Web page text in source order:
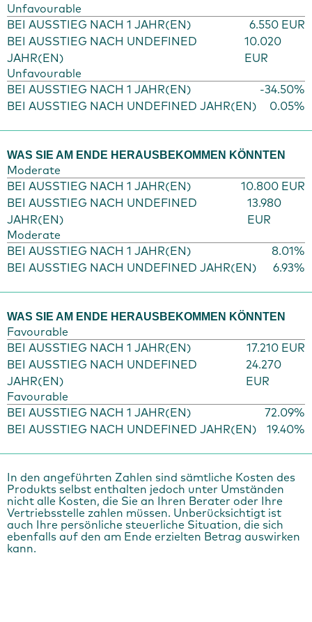
Unfavourable
BEI AUSSTIEG NACH 1 JAHR(EN)
6.550 EUR
BEI AUSSTIEG NACH UNDEFINED
JAHR(EN)
10.020
EUR
Unfavourable
BEI AUSSTIEG NACH 1 JAHR(EN)
-34.50%
BEI AUSSTIEG NACH UNDEFINED JAHR(EN)
0.05%
WAS SIE AM ENDE HERAUSBEKOMMEN KÖNNTEN
Moderate
BEI AUSSTIEG NACH 1 JAHR(EN)
10.800 EUR
BEI AUSSTIEG NACH UNDEFINED
JAHR(EN)
13.980
EUR
Moderate
BEI AUSSTIEG NACH 1 JAHR(EN)
8.01%
BEI AUSSTIEG NACH UNDEFINED JAHR(EN)
6.93%
WAS SIE AM ENDE HERAUSBEKOMMEN KÖNNTEN
Favourable
BEI AUSSTIEG NACH 1 JAHR(EN)
17.210 EUR
BEI AUSSTIEG NACH UNDEFINED
JAHR(EN)
24.270
EUR
Favourable
BEI AUSSTIEG NACH 1 JAHR(EN)
72.09%
BEI AUSSTIEG NACH UNDEFINED JAHR(EN)
19.40%
In den angeführten Zahlen sind sämtliche Kosten des
Produkts selbst enthalten jedoch unter Umständen
nicht alle Kosten, die Sie an Ihren Berater oder Ihre
Vertriebsstelle zahlen müssen. Unberücksichtigt ist
auch Ihre persönliche steuerliche Situation, die sich
ebenfalls auf den am Ende erzielten Betrag auswirken
kann.